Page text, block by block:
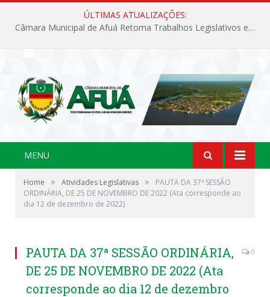
ÚLTIMAS ATUALIZAÇÕES:
Câmara Municipal de Afuá Retoma Trabalhos Legislativos em Sessão Ordinária
MENU
Home » Atividades Legislativas »
PAUTA DA 37ª SESSÃO
ORDINÁRIA, DE 25 DE NOVEMBRO DE 2022 (Ata corresponde ao
dia 12 de dezembro de 2022)
PAUTA DA 37ª SESSÃO ORDINÁRIA,
DE 25 DE NOVEMBRO DE 2022 (Ata
corresponde ao dia 12 de dezembro
0